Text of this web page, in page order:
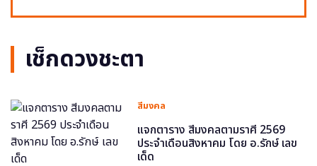
เช็กดวงชะตา
สีมงคล
แจกตาราง สีมงคลตามราศี 2569
ประจำเดือนสิงหาคม โดย อ.รักษ์ เลข
เด็ด